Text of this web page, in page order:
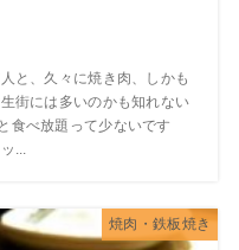
と、久々に焼き肉、しかも
街には多いのかも知れない
食べ放題って少ないです
...
焼肉・鉄板焼き